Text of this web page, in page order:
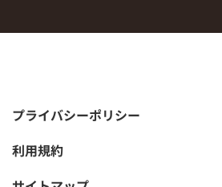
プライバシーポリシー
利用規約